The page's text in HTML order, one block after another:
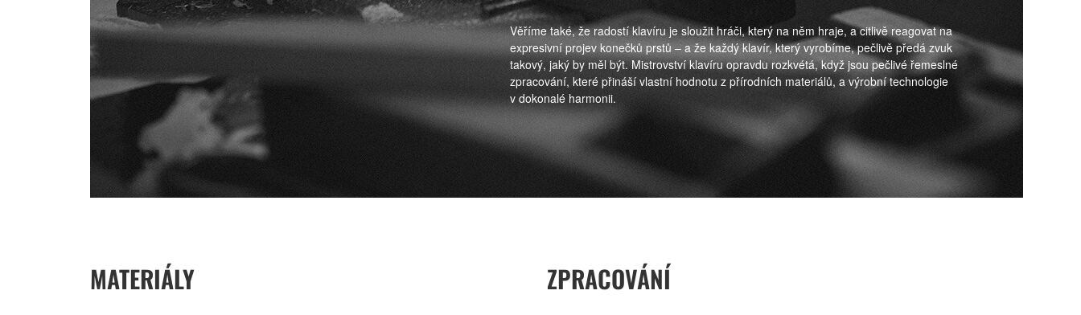
Věříme také, že radostí klavíru je sloužit hráči, který na něm hraje, a citlivě reagovat na
expresivní projev konečků prstů – a že každý klavír, který vyrobíme, pečlivě předá zvuk
takový, jaký by měl být. Mistrovství klavíru opravdu rozkvétá, když jsou pečlivé řemeslné
zpracování, které přináší vlastní hodnotu z přírodních materiálů, a výrobní technologie
v dokonalé harmonii.
MATERIÁLY ZPRACOVÁNÍ